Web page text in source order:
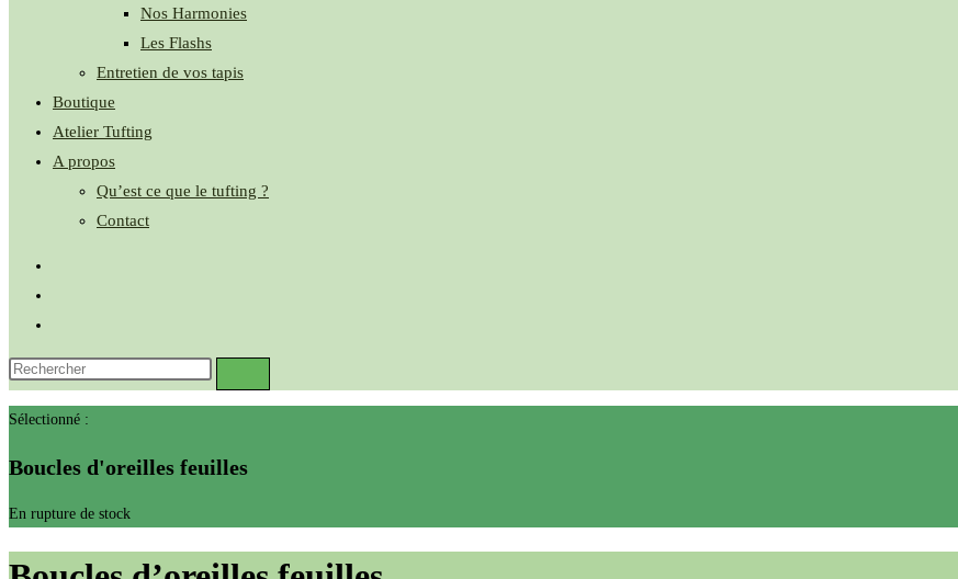
Nos Harmonies
Les Flashs
Entretien de vos tapis
Boutique
Atelier Tufting
A propos
Qu’est ce que le tufting ?
Contact
Sélectionné :
Boucles d'oreilles feuilles
En rupture de stock